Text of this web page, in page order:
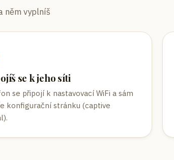
něm vyplníš
se k jeho síti
se připojí k nastavovací WiFi a sám
konfigurační stránku (captive